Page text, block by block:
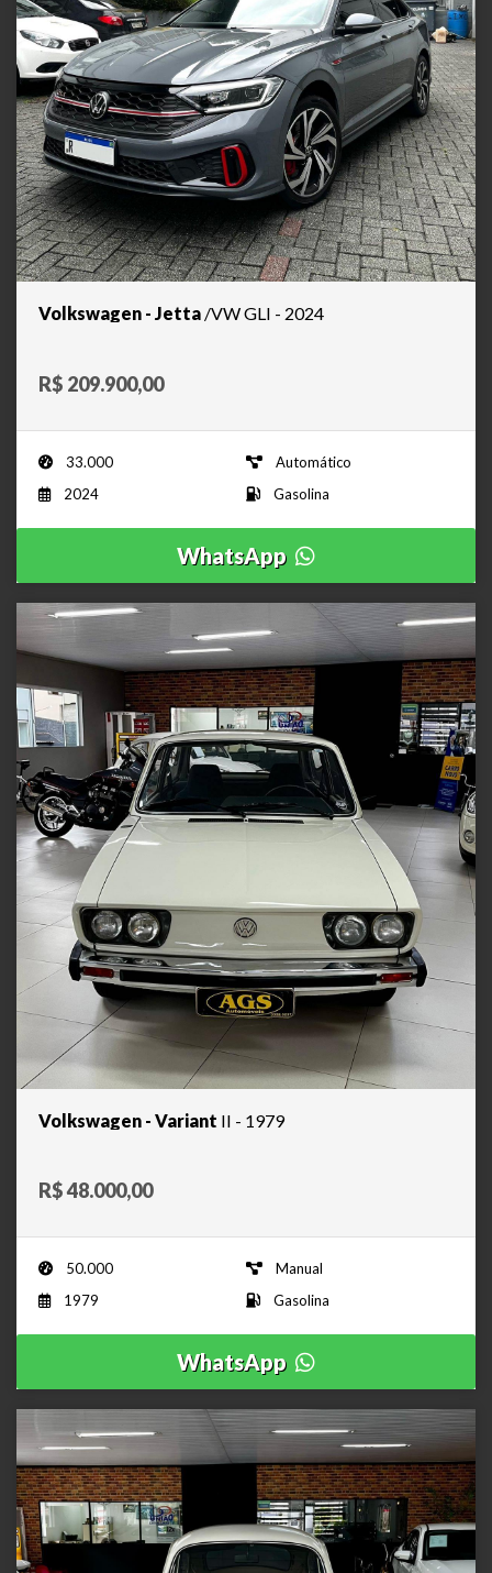
Volkswagen - Jetta /VW GLI - 2024
R$ 209.900,00
33.000
Automático
2024
Gasolina
WhatsApp
Volkswagen - Variant II - 1979
R$ 48.000,00
50.000
Manual
1979
Gasolina
WhatsApp